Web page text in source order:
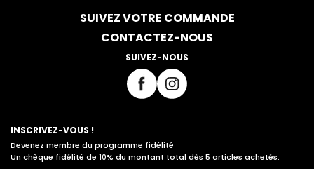
SUIVEZ VOTRE COMMANDE
CONTACTEZ-NOUS
SUIVEZ-NOUS
INSCRIVEZ-VOUS !
Devenez membre du programme fidélité
Un chèque fidélité de 10% du montant total dès 5 articles achetés.